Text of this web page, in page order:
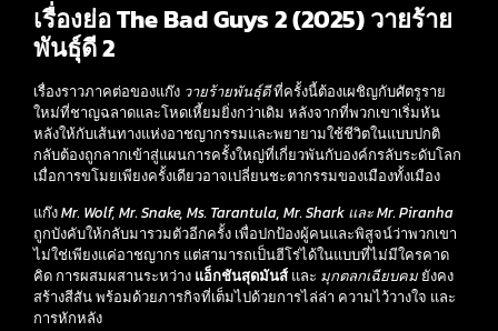
เรื่องย่อ The Bad Guys 2 (2025) วายร้าย
พันธุ์ดี 2
เรื่องราวภาคต่อของแก๊ง วายร้ายพันธุ์ดีที่ครั้งนี้ต้องเผชิญกับศัตรูราย
ใหม่ที่ชาญฉลาดและโหดเหี้ยมยิ่งกว่าเดิม หลังจากที่พวกเขาเริ่มหัน
หลังให้กับเส้นทางแห่งอาชญากรรมและพยายามใช้ชีวิตในแบบปกติ
กลับต้องถูกลากเข้าสู่แผนการครั้งใหญ่ที่เกี่ยวพันกับองค์กรลับระดับโลก
เมื่อการขโมยเพียงครั้งเดียวอาจเปลี่ยนชะตากรรมของเมืองทั้งเมือง
แก๊งMr. Wolf, Mr. Snake, Ms. Tarantula, Mr. Shark และ Mr. Piranha
ถูกบังคับให้กลับมารวมตัวอีกครั้ง เพื่อปกป้องผู้คนและพิสูจน์ว่าพวกเขา
ไม่ใช่เพียงแค่อาชญากร แต่สามารถเป็นฮีโร่ได้ในแบบที่ไม่มีใครคาด
คิด การผสมผสานระหว่าง แอ็กชันสุดมันส์และ มุกตลกเฉียบคม ยังคง
สร้างสีสัน พร้อมด้วยภารกิจที่เต็มไปด้วยการไล่ล่า ความไว้วางใจ และ
การหักหลัง